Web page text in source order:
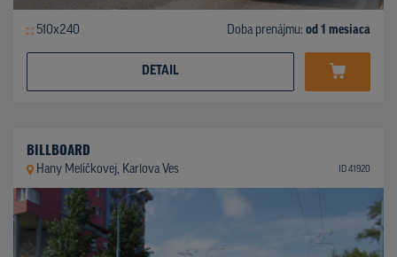
510x240 Doba prenájmu: od 1 mesiaca
DETAIL
BILLBOARD
Hany Meličkovej, Karlova Ves ID 41920